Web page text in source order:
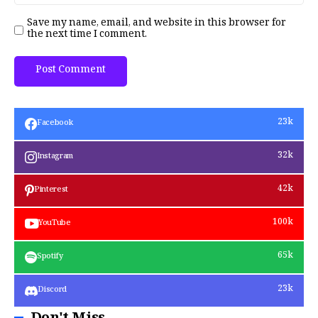
Save my name, email, and website in this browser for
the next time I comment.
Facebook 23k
Instagram 32k
Pinterest 42k
YouTube 100k
Spotify 65k
Discord 23k